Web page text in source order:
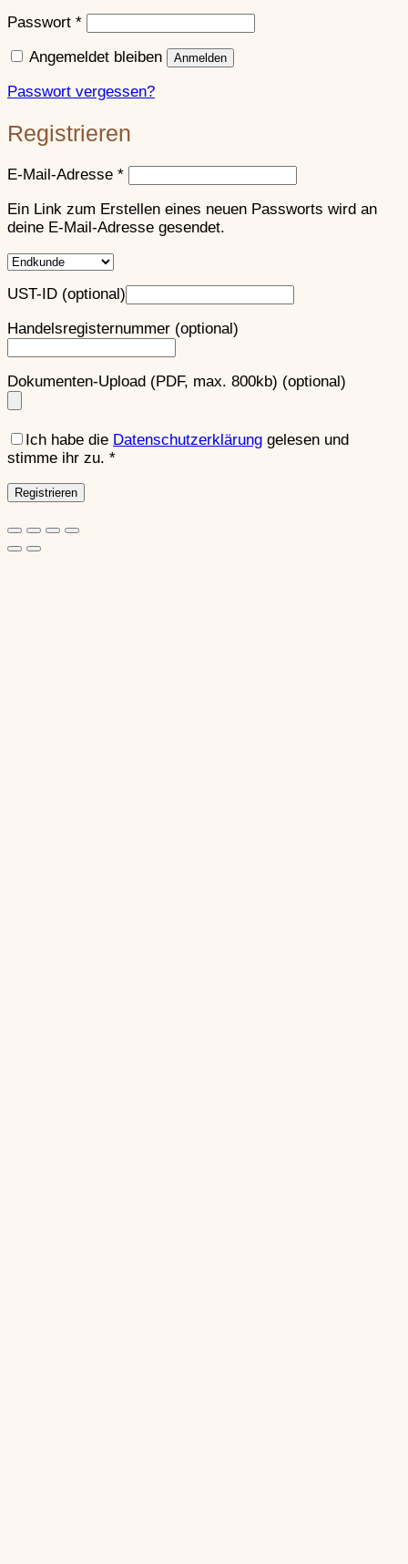
Passwort *Erforderlich
Angemeldet bleiben Anmelden
Passwort vergessen?
Registrieren
E-Mail-Adresse *Erforderlich
Ein Link zum Erstellen eines neuen Passworts wird an
deine E-Mail-Adresse gesendet.
UST-ID (optional)
Handelsregisternummer (optional)
Dokumenten-Upload (PDF, max. 800kb) (optional)
Ich habe die Datenschutzerklärung gelesen und
stimme ihr zu. *
Registrieren